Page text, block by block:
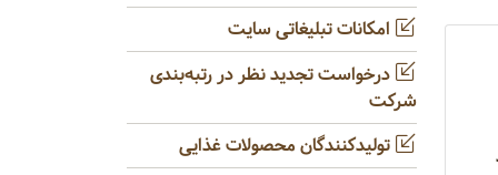
امکانات تبلیغاتی سایت
درخواست تجدید نظر در رتبه‌بندی
شرکت
تولیدکنندگان محصولات غذایی